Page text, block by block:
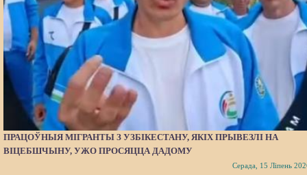
ПРАЦОЎНЫЯ МІГРАНТЫ З УЗБІКЕСТАНУ, ЯКІХ ПРЫВЕЗЛІ НА
ВІЦЕБШЧЫНУ, УЖО ПРОСЯЦЦА ДАДОМУ
Серада, 15 Ліпень